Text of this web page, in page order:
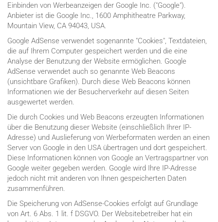
Einbinden von Werbeanzeigen der Google Inc. ("Google").
Anbieter ist die Google Inc., 1600 Amphitheatre Parkway,
Mountain View, CA 94043, USA.
Google AdSense verwendet sogenannte "Cookies", Textdateien,
die auf Ihrem Computer gespeichert werden und die eine
Analyse der Benutzung der Website ermöglichen. Google
AdSense verwendet auch so genannte Web Beacons
(unsichtbare Grafiken). Durch diese Web Beacons können
Informationen wie der Besucherverkehr auf diesen Seiten
ausgewertet werden.
Die durch Cookies und Web Beacons erzeugten Informationen
über die Benutzung dieser Website (einschließlich Ihrer IP-
Adresse) und Auslieferung von Werbeformaten werden an einen
Server von Google in den USA übertragen und dort gespeichert.
Diese Informationen können von Google an Vertragspartner von
Google weiter gegeben werden. Google wird Ihre IP-Adresse
jedoch nicht mit anderen von Ihnen gespeicherten Daten
zusammenführen.
Die Speicherung von AdSense-Cookies erfolgt auf Grundlage
von Art. 6 Abs. 1 lit. f DSGVO. Der Websitebetreiber hat ein